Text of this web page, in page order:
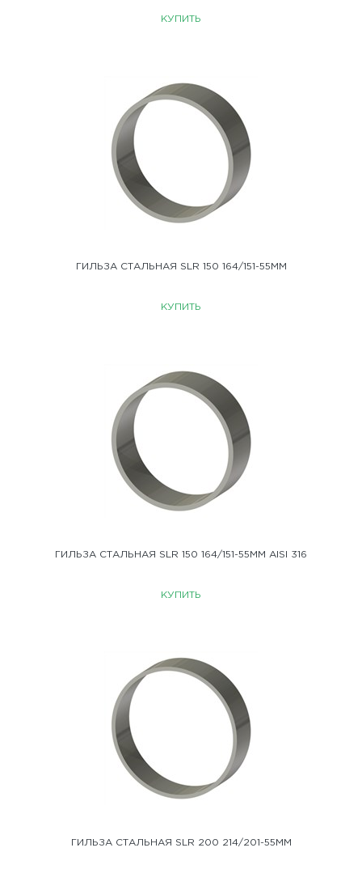
КУПИТЬ
ГИЛЬЗА СТАЛЬНАЯ SLR 150 164/151-55ММ
КУПИТЬ
ГИЛЬЗА СТАЛЬНАЯ SLR 150 164/151-55ММ AISI 316
КУПИТЬ
ГИЛЬЗА СТАЛЬНАЯ SLR 200 214/201-55ММ